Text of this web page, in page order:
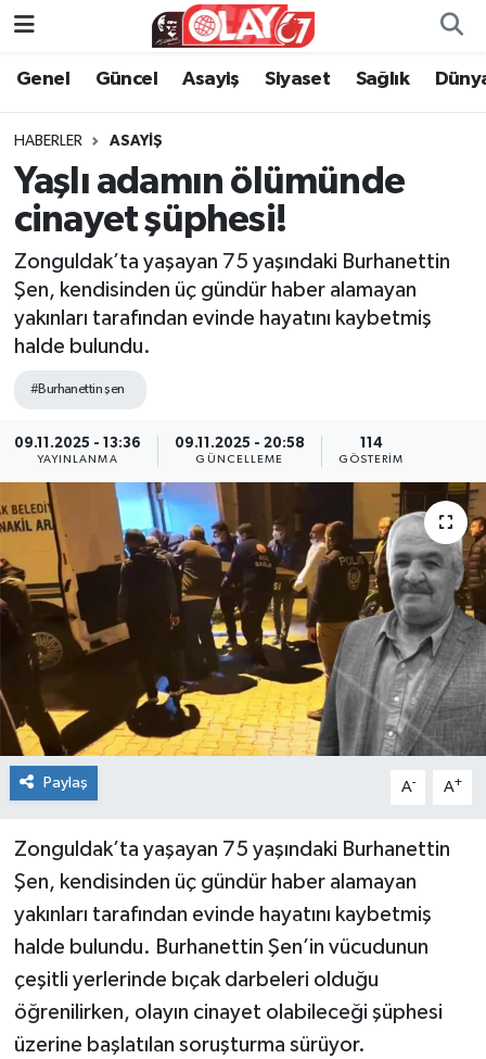
Genel Güncel Asayiş Siyaset Sağlık
HABERLER ASAYIŞ
Yaşlı adamın ölümünde
cinayet şüphesi!
Zonguldak’ta yaşayan 75 yaşındaki Burhanettin
Şen, kendisinden üç gündür haber alamayan
yakınları tarafından evinde hayatını kaybetmiş
halde bulundu.
#Burhanettin şen
09.11.2025 - 13:36
YAYINLANMA
09.11.2025 - 20:58
GÜNCELLEME
114
GÖSTERIM
Paylaş A- A+
Zonguldak’ta yaşayan 75 yaşındaki Burhanettin
Şen, kendisinden üç gündür haber alamayan
yakınları tarafından evinde hayatını kaybetmiş
halde bulundu. Burhanettin Şen’in vücudunun
çeşitli yerlerinde bıçak darbeleri olduğu
öğrenilirken, olayın cinayet olabileceği şüphesi
üzerine başlatılan soruşturma sürüyor.
KATEGORİSİZ
ANA SAYFA
Genel
Siyaset
Kültür Sanat
Spor
Bilim veTeknoloji
SEKTÖR
Magazin
haber ara
Günün Haberleri
Yazarlarımız
Tüm Makaleler
Genel
Güncel
Asayiş
Dünya
Zonguldak Nöbetçi Eczaneler
Zonguldak Hava Durumu
Zonguldak Namaz Vakitleri
Süper Lig Puan Durumu ve Fikstür
Tüm Manşetler
Haber Arşivi